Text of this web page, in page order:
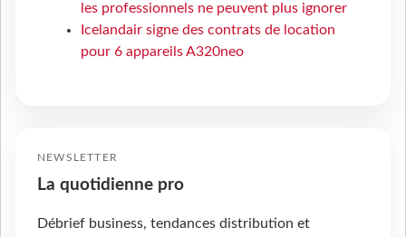
les professionnels ne peuvent plus ignorer
Icelandair signe des contrats de location
pour 6 appareils A320neo
NEWSLETTER
La quotidienne pro
Débrief business, tendances distribution et